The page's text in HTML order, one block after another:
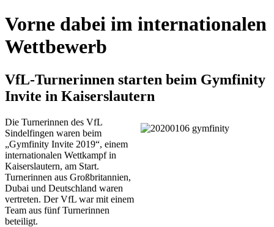
Vorne dabei im internationalen
Wettbewerb
VfL-Turnerinnen starten beim Gymfinity
Invite in Kaiserslautern
Die Turnerinnen des VfL
Sindelfingen waren beim
„Gymfinity Invite 2019“, einem
internationalen Wettkampf in
Kaiserslautern, am Start.
Turnerinnen aus Großbritannien,
Dubai und Deutschland waren
vertreten. Der VfL war mit einem
Team aus fünf Turnerinnen
beteiligt.